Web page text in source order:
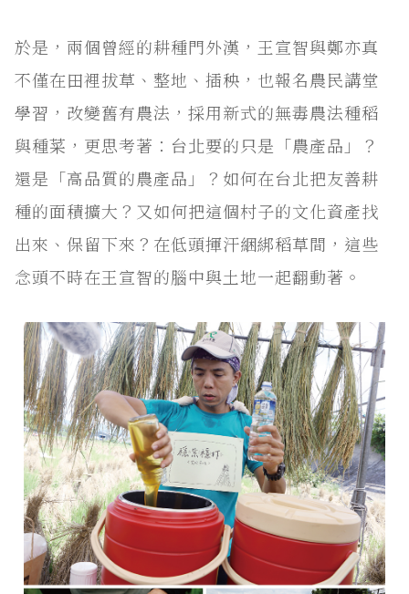
於是，兩個曾經的耕種門外漢，王宣智與鄭亦真
不僅在田裡拔草、整地、插秧，也報名農民講堂
學習，改變舊有農法，採用新式的無毒農法種稻
與種菜，更思考著：台北要的只是「農產品」？
還是「高品質的農產品」？如何在台北把友善耕
種的面積擴大？又如何把這個村子的文化資產找
出來、保留下來？在低頭揮汗綑綁稻草間，這些
念頭不時在王宣智的腦中與土地一起翻動著。